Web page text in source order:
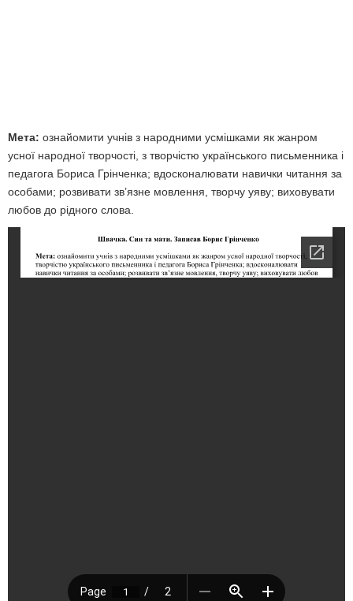
Мета: ознайомити учнів з народними усмішками як жанром
усної народної творчості, з творчістю українського письменника і
педагога Бориса Грінченка; вдосконалювати навички читання за
особами; розвивати зв’язне мовлення, творчу уяву; виховувати
любов до рідного слова.